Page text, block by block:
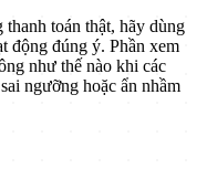
toán thật, hãy dùng
động đúng ý. Phần xem
như thế nào khi các
ngưỡng hoặc ẩn nhầm